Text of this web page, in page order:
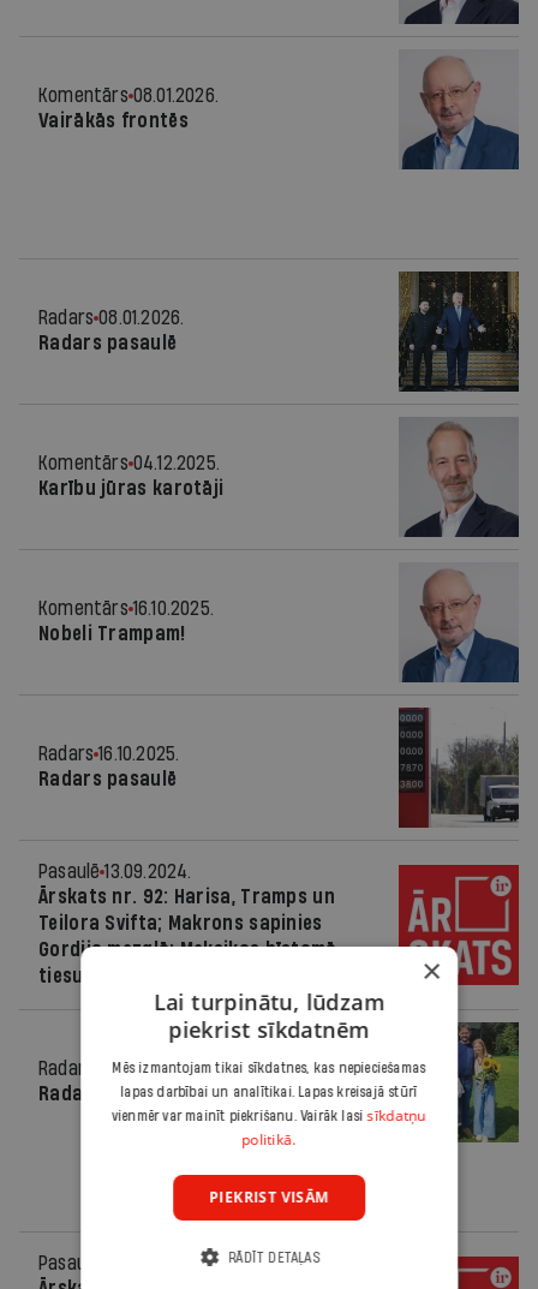
Komentārs 08.01.2026.
Vairākās frontēs
Radars 08.01.2026.
Radars pasaulē
Komentārs 04.12.2025.
Karību jūras karotāji
Komentārs 16.10.2025.
Nobeli Trampam!
Radars 16.10.2025.
Radars pasaulē
Pasaulē 13.09.2024.
Ārskats nr. 92: Harisa, Tramps un
Teilora Svifta; Makrons sapinies
Gordija mezglā; Meksikas bīstamā
tiesu reforma
Radars
11.09.2024.
Radars pasaulē
Pasaulē
×
Lai turpinātu, lūdzam
piekrist sīkdatnēm
Mēs izmantojam tikai sīkdatnes, kas nepieciešamas
lapas darbībai un analītikai. Lapas kreisajā stūrī
vienmēr var mainīt piekrišanu. Vairāk lasisīkdatņu
politikā.
PIEKRIST VISĀM
RĀDĪT DETAĻAS